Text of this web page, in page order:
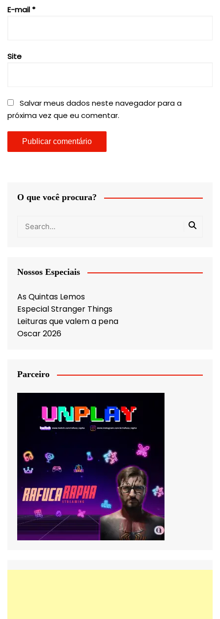
E-mail *
Site
Salvar meus dados neste navegador para a
próxima vez que eu comentar.
O que você procura?
Nossos Especiais
As Quintas Lemos
Especial Stranger Things
Leituras que valem a pena
Oscar 2026
Parceiro